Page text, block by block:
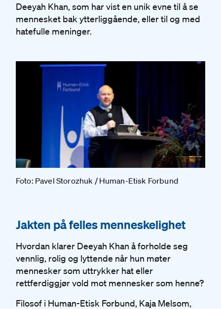
Deeyah Khan, som har vist en unik evne til å se
mennesket bak ytterliggående, eller til og med
hatefulle meninger.
Foto: Pavel Storozhuk / Human-Etisk Forbund
#
Jakten på felles menneskelighet
Hvordan klarer Deeyah Khan å forholde seg
vennlig, rolig og lyttende når hun møter
mennesker som uttrykker hat eller
rettferdiggjør vold mot mennesker som henne?
Filosof i Human-Etisk Forbund, Kaja Melsom,